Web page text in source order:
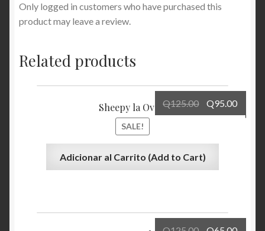
Only logged in customers who have purchased this
product may leave a review.
Related products
Sheepy la Oveja
SALE!
Q125.00 Q95.00
Adicionar al Carrito (Add to Cart)